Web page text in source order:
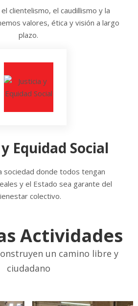
clientelismo, el caudillismo y la
valores, ética y visión a largo
plazo.
Equidad Social
sociedad donde todos tengan
y el Estado sea garante del
colectivo.
Actividades
un camino libre y
ciudadano